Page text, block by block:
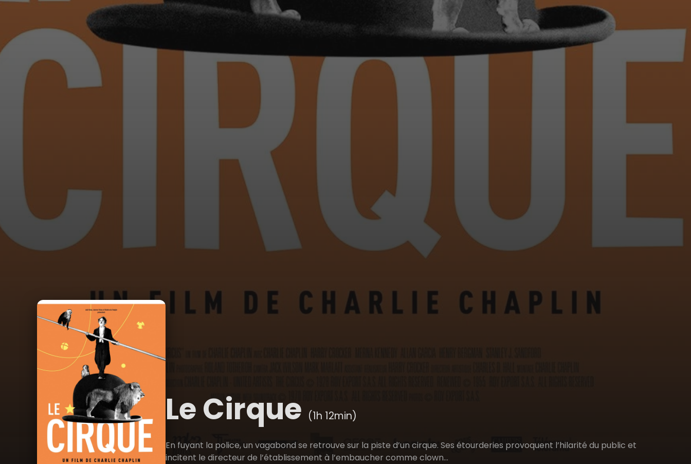
Le Cirque (1h 12min)
En fuyant la police, un vagabond se retrouve sur la piste d’un cirque. Ses étourderies provoquent l’hilarité du public et
incitent le directeur de l’établissement à l’embaucher comme clown…